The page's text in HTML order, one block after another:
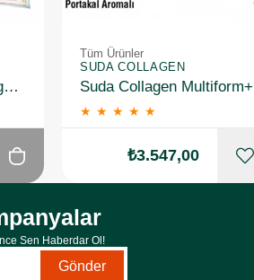
Suda Collagen Multiform+ Magnesium 30 x 15 gr - Portakal Aromalı 2 Adet
Tüm Ürünler
SUDA COLLAGEN
★ ★ ★ ★ ★
₺3.547,00
Sen Haberdar Ol!
Gönder